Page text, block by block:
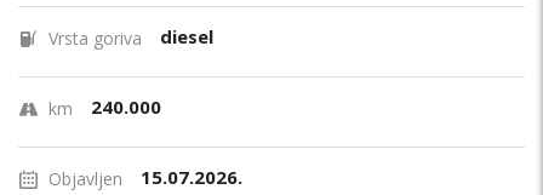
Vrsta goriva diesel
km 240.000
Objavljen 15.07.2026.